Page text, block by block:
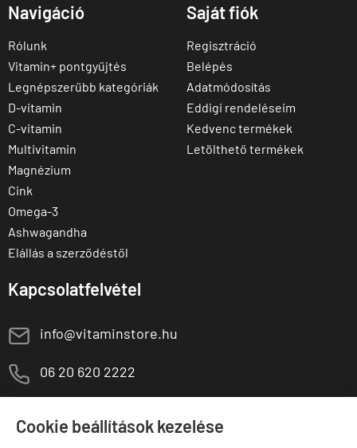
Cookie beállítások kezelése
Navigáció
Rólunk
Vitamin+ pontgyűjtés
Legnépszerűbb kategóriák
D-vitamin
C-vitamin
Multivitamin
Magnézium
Cink
Omega-3
Ashwagandha
Elállás a szerződéstől
Saját fiók
Regisztráció
Belépés
Adatmódosítás
Eddigi rendeléseim
Kedvenc termékek
Letölthető termékek
Kapcsolatfelvétel
E info@vitaminstore.hu
M 06 20 620 2222
Szugló u. 83-85.